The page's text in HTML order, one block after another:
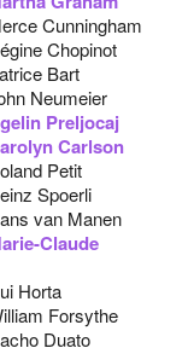
Cunningham
Chopinot
Bart
Neumeier
Preljocaj
Carlson
Petit
Spoerli
van Manen
Claude
Horta
Forsythe
Duato